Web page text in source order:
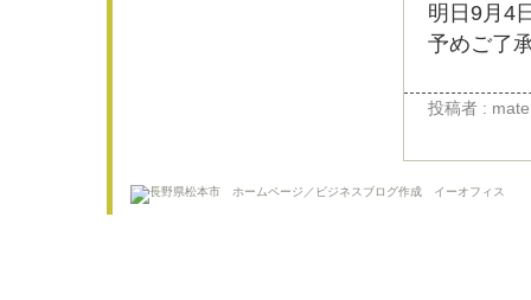
明日9月4
予めご了
投稿者 :